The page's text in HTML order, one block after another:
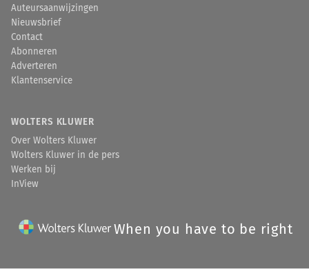
Auteursaanwijzingen
Nieuwsbrief
Contact
Abonneren
Adverteren
Klantenservice
WOLTERS KLUWER
Over Wolters Kluwer
Wolters Kluwer in de pers
Werken bij
InView
When you have to be right